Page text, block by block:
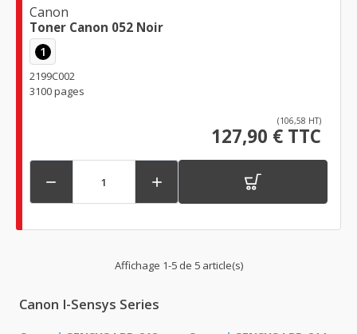
Canon
Toner Canon 052 Noir
1
2199C002
3100 pages
(106,58 HT)
127,90 € TTC
 
Affichage 1-5 de 5 article(s)
Canon I-Sensys Series